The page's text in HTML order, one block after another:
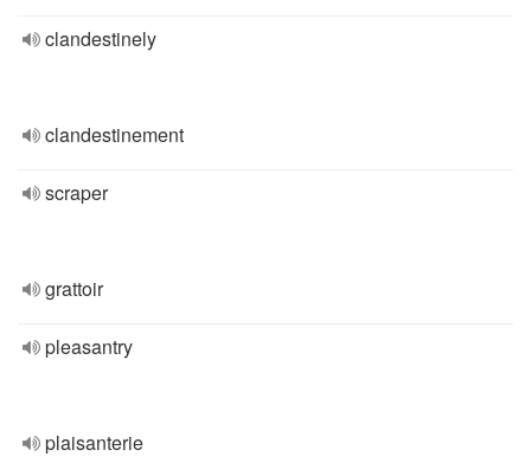
clandestinely
clandestinement
scraper
grattoir
pleasantry
plaisanterie